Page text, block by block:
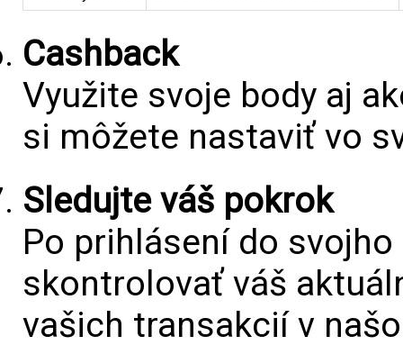
Cashback
Využite svoje body aj
si môžete nastaviť vo
Sledujte váš pokrok
Po prihlásení do
skontrolovať váš
vašich transakcií v